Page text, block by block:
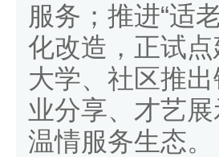
服务；推进“适
化改造，正试
大学、社区推
业分享、才艺
温情服务生态。